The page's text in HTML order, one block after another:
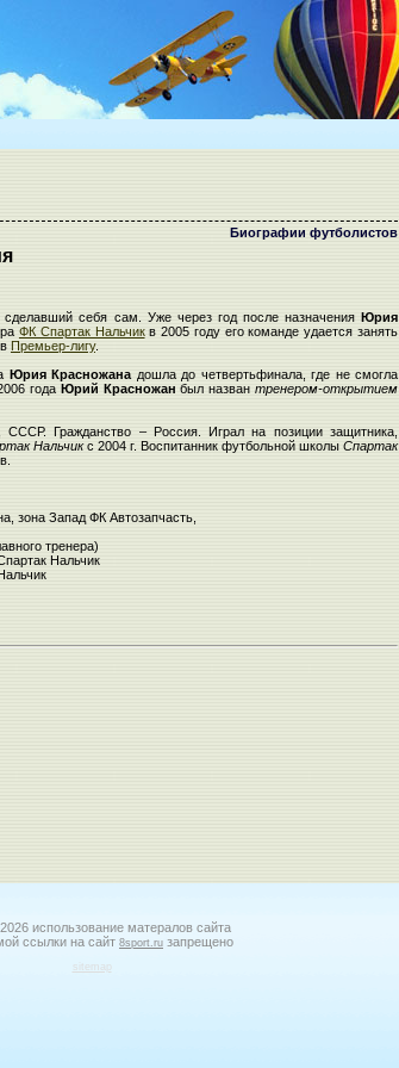
Биографии футболистов
себя сам. Уже через год после назначенияЮрия
ФК Спартак Нальчикв 2005 году его команде удается занять
Премьер-лигу.
Юрия Красножана дошла до четвертьфинала, где не смогла
года Юрий Красножан был названтренером-открытием
Гражданство – Россия. Играл на позиции защитника,
Нальчикс 2004 г. Воспитанник футбольной школы Спартак
зона Запад ФК Автозапчасть,
тренера)
Нальчик
использование матералов сайта
ссылки на сайт 8sport.ru запрещено
sitemap